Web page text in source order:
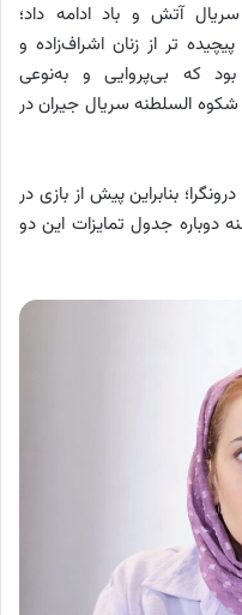
آتش و باد ادامه داد؛
تر از زنان اشراف‌زاده و
که بی‌پروایی و به‌نوعی
السلطنه سریال جیران در
بنابراین پیش از بازی در
جدول تمایزات این دو